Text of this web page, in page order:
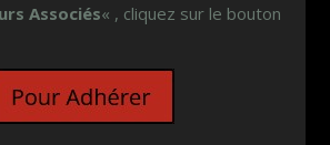
Associés« , cliquez sur le bouton